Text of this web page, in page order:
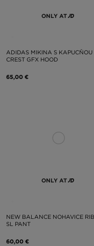
ONLY AT
ADIDAS MIKINA S KAPUCŇOU
CREST GFX HOOD
65,00 €
ONLY AT
NEW BALANCE NOHAVICE
SL PANT
60,00 €